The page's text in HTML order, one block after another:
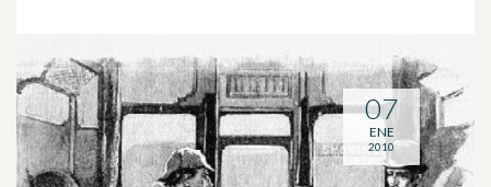
07
ENE
2010